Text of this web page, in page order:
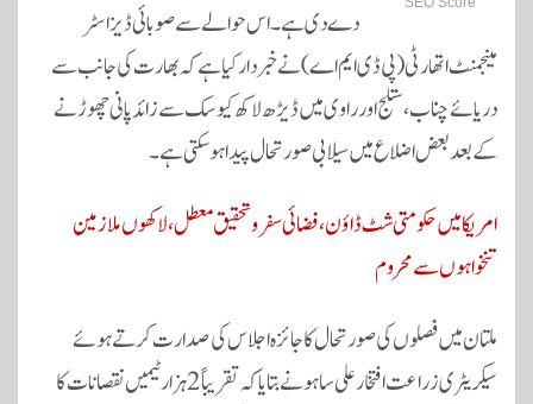
دے دی ہے۔ اس حوالے سے صوبائی ڈیزاسٹر
مینجمنٹ اتھارٹی (پی ڈی ایم اے) نے خبردار کیا ہے کہ بھارت کی جانب سے
دریائے چناب، ستلج اور راوی میں ڈیڑھ لاکھ کیوسک سے زائد پانی چھوڑنے
کے بعد بعض اضلاع میں سیلابی صورتحال پیدا ہو سکتی ہے۔
امریکا میں حکومتی شٹ ڈاؤن، فضائی سفر و تحقیق معطل، لاکھوں ملازمین
تنخواہوں سے محروم
ملتان میں فصلوں کی صورتحال کا جائزہ اجلاس کی صدارت کرتے ہوئے
سیکریٹری زراعت افتخار علی ساہو نے بتایا کہ تقریباً 2 ہزار ٹیمیں نقصانات کا